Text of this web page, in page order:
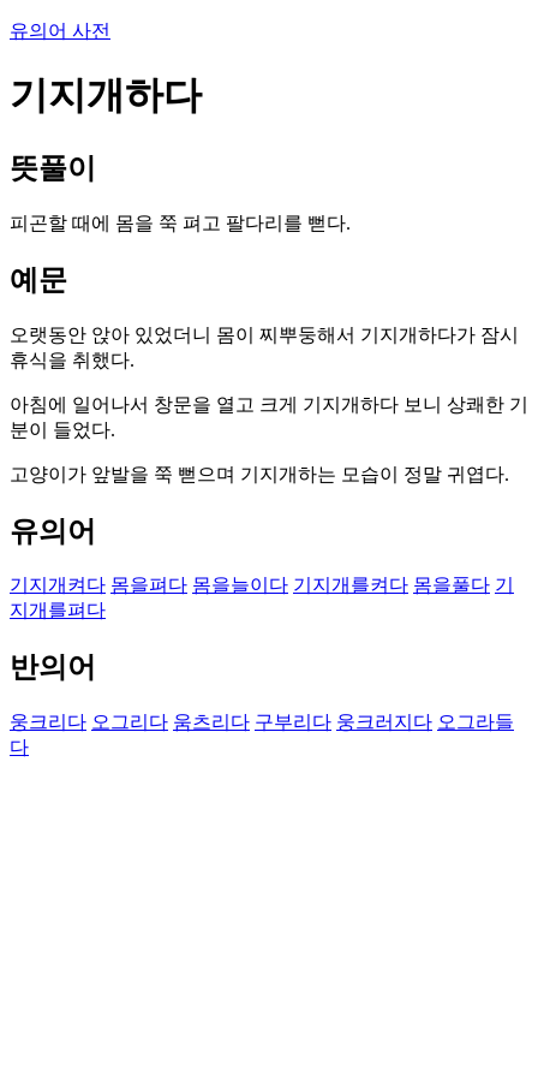
유의어 사전
기지개하다
뜻풀이
피곤할 때에 몸을 쭉 펴고 팔다리를 뻗다.
예문
오랫동안 앉아 있었더니 몸이 찌뿌둥해서 기지개하다가 잠시
휴식을 취했다.
아침에 일어나서 창문을 열고 크게 기지개하다 보니 상쾌한 기
분이 들었다.
고양이가 앞발을 쭉 뻗으며 기지개하는 모습이 정말 귀엽다.
유의어
기지개켜다 몸을펴다 몸을늘이다 기지개를켜다 몸을풀다 기
지개를펴다
반의어
웅크리다 오그리다 움츠리다 구부리다 웅크러지다 오그라들
다